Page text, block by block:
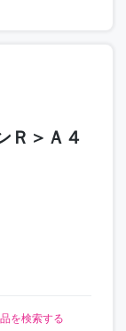
Ｒ＞Ａ４
を検索する